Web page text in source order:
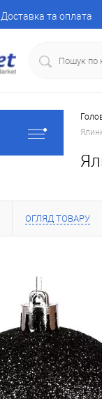
Доставка та оплата
ОГЛЯД ТОВАРУ